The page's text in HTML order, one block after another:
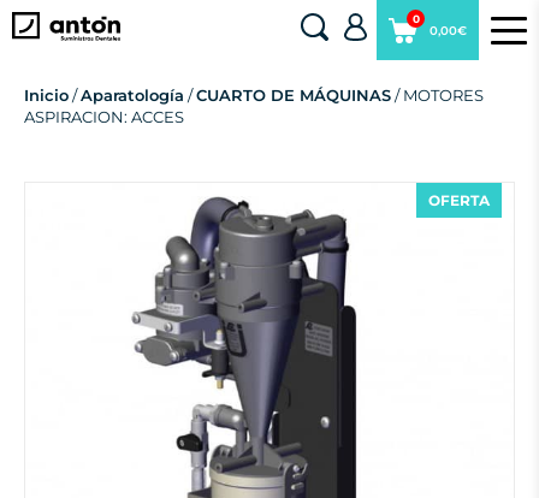
0,00€
0
Inicio/Aparatología /CUARTO DE MÁQUINAS/ MOTORES
ASPIRACION: ACCES
OFERTA